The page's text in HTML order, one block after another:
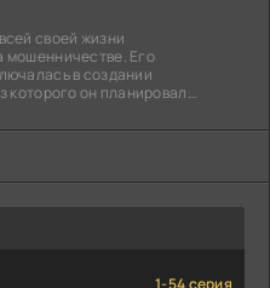
своей жизни
мошенничестве. Его
в создании
которого он планировал
1-54 серия